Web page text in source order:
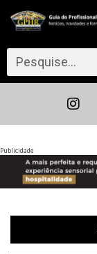
Publicidade